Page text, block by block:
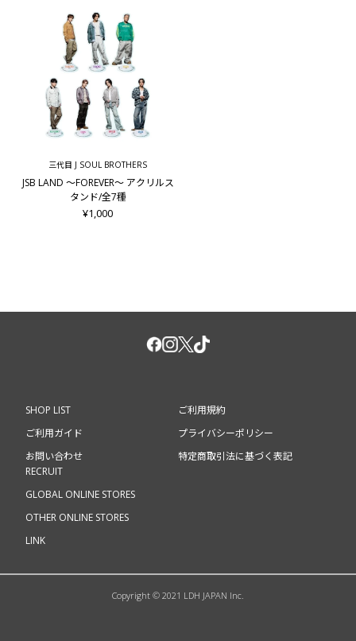
三代目 J SOUL BROTHERS
JSB LAND ～FOREVER～ アクリルス
タンド/全7種
¥1,000
SHOP LIST
ご利用ガイド
お問い合わせ
ご利用規約
プライバシーポリシー
特定商取引法に基づく表記
RECRUIT
GLOBAL ONLINE STORES
OTHER ONLINE STORES
LINK
Copyright © 2021 LDH JAPAN Inc.